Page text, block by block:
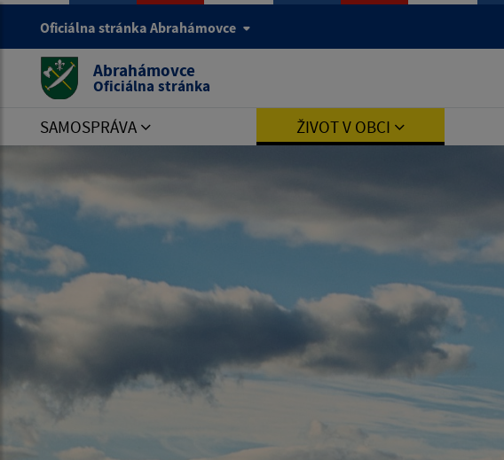
Oficiálna stránka Abrahámovce
Abrahámovce
Oficiálna stránka
SAMOSPRÁVA ŽIVOT V OBCI